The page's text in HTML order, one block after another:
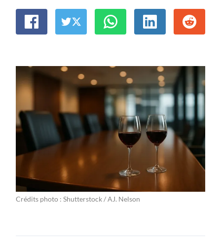
Crédits photo : Shutterstock / AJ. Nelson